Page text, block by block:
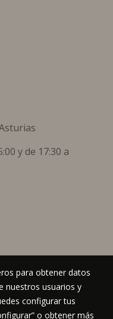
y de 17:30 a
para obtener datos
nuestros usuarios y
configurar tus
o obtener más